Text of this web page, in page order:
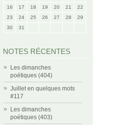
16
17 18 19 20 21
22
23
24 25 26 27 28
29
30
31
NOTES RÉCENTES
Les dimanches
poétiques (404)
Juillet en quelques mots
#117
Les dimanches
poétiques (403)